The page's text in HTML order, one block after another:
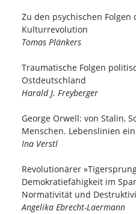
Zu den psychischen Folgen
Kulturrevolution
Tomas Plänkers
Traumatische Folgen
Ostdeutschland
Harald J. Freyberger
George Orwell: von Stalin,
Menschen. Lebenslinien
Ina Verstl
Revolutionärer
Demokratiefähigkeit im
Normativität und
Angelika Ebrecht-Laermann